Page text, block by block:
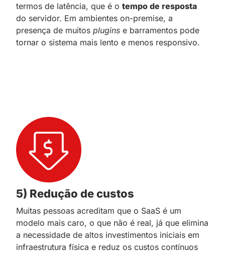
termos de latência, que é o tempo de resposta
do servidor. Em ambientes on-premise, a
presença de muitos plugins e barramentos pode
tornar o sistema mais lento e menos responsivo.
5) Redução de custos
Muitas pessoas acreditam que o SaaS é um
modelo mais caro, o que não é real, já que elimina
a necessidade de altos investimentos iniciais em
infraestrutura física e reduz os custos contínuos